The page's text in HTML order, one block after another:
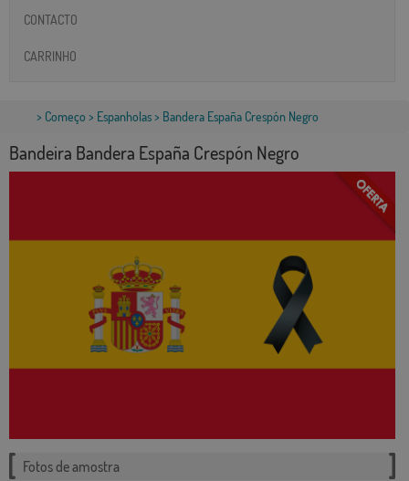
CONTACTO
CARRINHO
> Começo > Espanholas> Bandera España Crespón Negro
Bandeira Bandera España Crespón Negro
Fotos de amostra